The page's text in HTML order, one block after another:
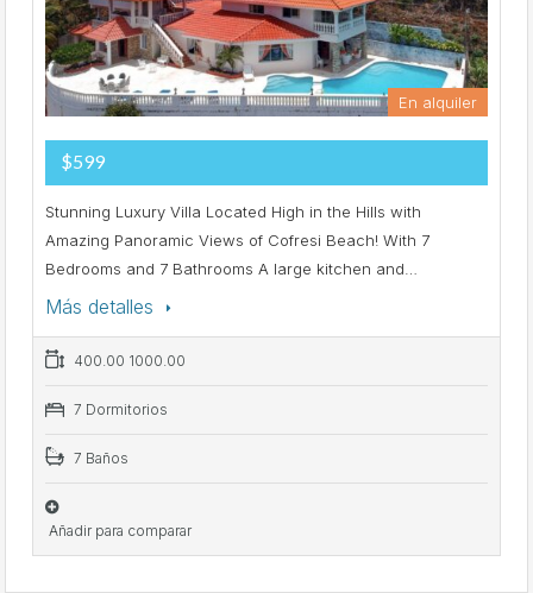
En alquiler
$599
Stunning Luxury Villa Located High in the Hills with
Amazing Panoramic Views of Cofresi Beach! With 7
Bedrooms and 7 Bathrooms A large kitchen and…
Más detalles
400.00 1000.00
7 Dormitorios
7 Baños
Añadir para comparar